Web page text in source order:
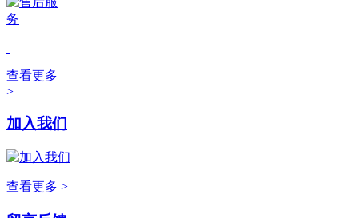
查看更多
>
加入我们
查看更多 >